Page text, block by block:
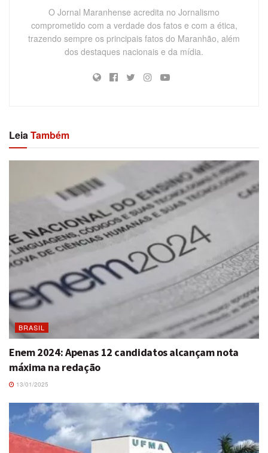
O Jornal Maranhense acredita no Jornalismo
comprometido com a verdade dos fatos e com a ética,
trazendo sempre os principais fatos do Maranhão, além
dos destaques nacionais e da mídia.
Leia Também
BRASIL
Enem 2024: Apenas 12 candidatos alcançam nota
máxima na redação
13/01/2025